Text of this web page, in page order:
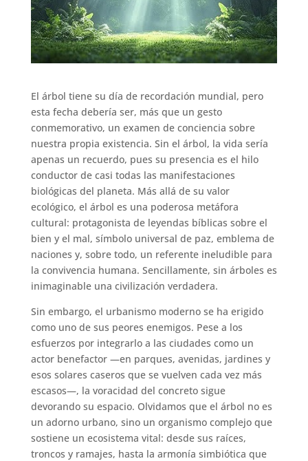
El árbol tiene su día de recordación mundial, pero
esta fecha debería ser, más que un gesto
conmemorativo, un examen de conciencia sobre
nuestra propia existencia. Sin el árbol, la vida sería
apenas un recuerdo, pues su presencia es el hilo
conductor de casi todas las manifestaciones
biológicas del planeta. Más allá de su valor
ecológico, el árbol es una poderosa metáfora
cultural: protagonista de leyendas bíblicas sobre el
bien y el mal, símbolo universal de paz, emblema de
naciones y, sobre todo, un referente ineludible para
la convivencia humana. Sencillamente, sin árboles es
inimaginable una civilización verdadera.
Sin embargo, el urbanismo moderno se ha erigido
como uno de sus peores enemigos. Pese a los
esfuerzos por integrarlo a las ciudades como un
actor benefactor —en parques, avenidas, jardines y
esos solares caseros que se vuelven cada vez más
escasos—, la voracidad del concreto sigue
devorando su espacio. Olvidamos que el árbol no es
un adorno urbano, sino un organismo complejo que
sostiene un ecosistema vital: desde sus raíces,
troncos y ramajes, hasta la armonía simbiótica que